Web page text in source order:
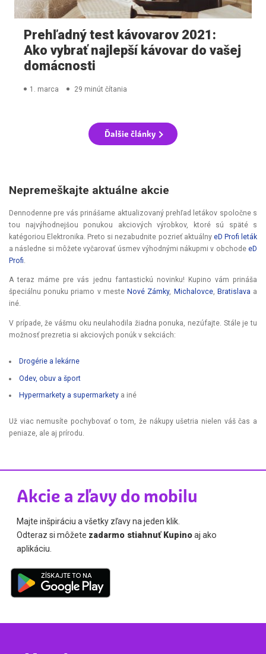
Prehľadný test kávovarov 2021:
Ako vybrať najlepší kávovar do vašej
domácnosti
1. marca 29 minút čítania
Ďalšie články
Nepremeškajte aktuálne akcie
Dennodenne pre vás prinášame aktualizovaný prehľad letákov spoločne s
tou najvýhodnejšou ponukou akciových výrobkov, ktoré sú späté s
katégoriou Elektronika. Preto si nezabudnite pozrieť aktuálny eD Profi leták
a následne si môžete vyčarovať úsmev výhodnými nákupmi v obchode eD
Profi
A teraz máme pre vás jednu fantastickú novinku! Kupino vám prináša
špeciálnu ponuku priamo v meste Nové Zámky, Michalovce, Bratislava a
iné.
V prípade, že vášmu oku neulahodila žiadna ponuka, nezúfajte. Stále je tu
možnosť prezretia si akciových ponúk v sekciách:
Drogérie a lekárne
Odev, obuv a šport
Hypermarkety a supermarkety a iné
Už viac nemusíte pochybovať o tom, že nákupy ušetria nielen váš čas a
peniaze, ale aj prírodu.
Akcie a zľavy do mobilu
Majte inšpiráciu a všetky zľavy na jeden klik.
Odteraz si môžete zadarmo stiahnuť Kupinoaj ako
aplikáciu.